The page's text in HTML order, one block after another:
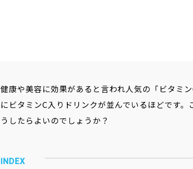
健康や美容に効果があると言われ人気の「ビタミ
にビタミンC入りドリンクが並んでいるほどです
うしたらよいのでしょうか？